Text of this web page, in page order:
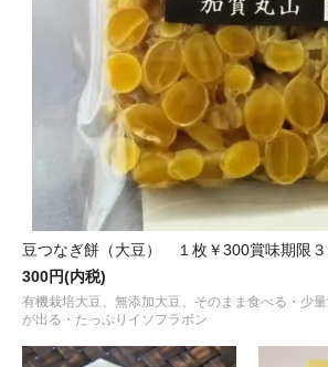
豆つなぎ餅（大豆） １枚￥300賞味期限
300円(内税)
有機栽培大豆、無添加大豆、そのまま食べる・少
が出る・たっぷりイソフラボン